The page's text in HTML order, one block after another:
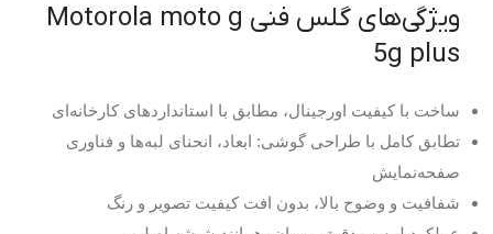
ویژگی‌های گلس فنی Motorola moto g
5g plus
ساخت با کیفیت اورجینال، مطابق با استانداردهای کارخانه‌ای
تطابق کامل با طراحی گوشی: ابعاد، انحنای لبه‌ها و فناوری
صفحه‌نمایش
شفافیت و وضوح بالا، بدون افت کیفیت تصویر و رنگ